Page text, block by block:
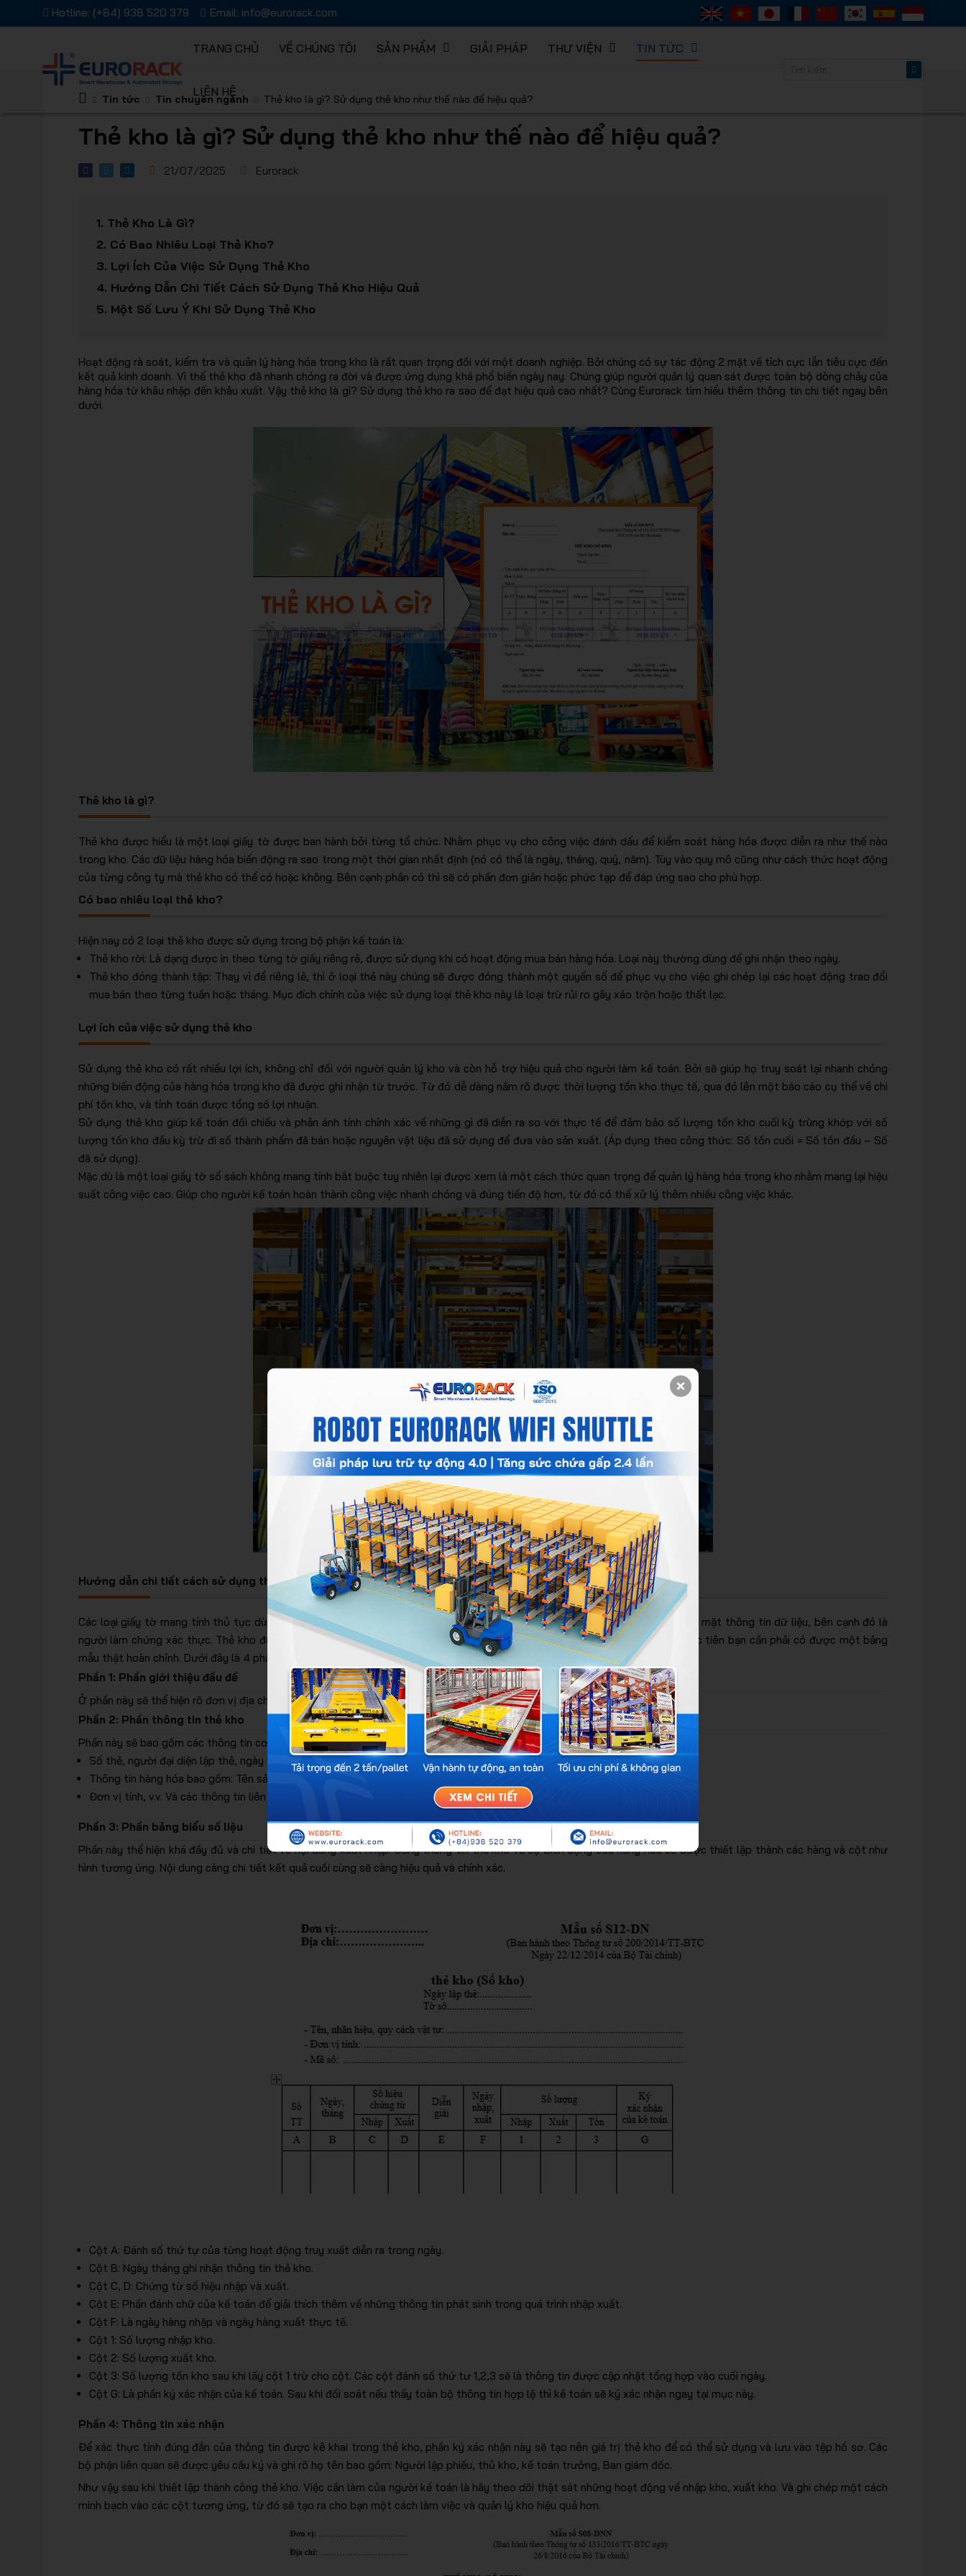
Hotline: (+84) 938 520 379 Email: info@eurorack.com
TRANG CHỦ VỀ CHÚNG TÔI SẢN PHẨM GIẢI PHÁP THƯ VIỆN TIN TỨC
LIÊN HỆ
Kệ chứa hàng EURORACK -
Giải pháp lưu trữ thông minh
Tin tức Tin chuyên ngành Thẻ kho là gì? Sử dụng thẻ kho như thế nào để hiệu quả?
Thẻ kho là gì? Sử dụng thẻ kho như thế nào để hiệu quả?
21/07/2025 Eurorack
1. Thẻ Kho Là Gì?
2. Có Bao Nhiêu Loại Thẻ Kho?
3. Lợi Ích Của Việc Sử Dụng Thẻ Kho
4. Hướng Dẫn Chi Tiết Cách Sử Dụng Thẻ Kho Hiệu Quả
5. Một Số Lưu Ý Khi Sử Dụng Thẻ Kho
Hoạt động rà soát, kiểm tra và quản lý hàng hóa trong kho là rất quan trọng đối với một doanh nghiệp. Bởi chúng có sự tác động 2 mặt về tích cực lẫn tiêu cực đến
kết quả kinh doanh. Vì thế thẻ kho đã nhanh chóng ra đời và được ứng dụng khá phổ biến ngày nay. Chúng giúp người quản lý quan sát được toàn bộ dòng chảy của
hàng hóa từ khâu nhập đến khâu xuất. Vậy thẻ kho là gì? Sử dụng thẻ kho ra sao để đạt hiệu quả cao nhất? Cùng Eurorack tìm hiểu thêm thông tin chi tiết ngay bên
dưới.
Thẻ kho là gì?
Thẻ kho được hiểu là một loại giấy tờ được ban hành bởi từng tổ chức. Nhằm phục vụ cho công việc đánh dấu để kiểm soát hàng hóa được diễn ra như thế nào
trong kho. Các dữ liệu hàng hóa biến động ra sao trong một thời gian nhất định (nó có thể là ngày, tháng, quý, năm). Tùy vào quy mô cũng như cách thức hoạt động
của từng công ty mà thẻ kho có thể có hoặc không. Bên cạnh phần có thì sẽ có phần đơn giản hoặc phức tạp để đáp ứng sao cho phù hợp.
Có bao nhiêu loại thẻ kho?
Hiện nay có 2 loại thẻ kho được sử dụng trong bộ phận kế toán là:
Thẻ kho rời: Là dạng được in theo từng tờ giấy riêng rẻ, được sử dụng khi có hoạt động mua bán hàng hóa. Loại này thường dùng để ghi nhận theo ngày.
Thẻ kho đóng thành tập: Thay vì để riêng lẻ, thì ở loại thẻ này chúng sẽ được đóng thành một quyển sổ để phục vụ cho việc ghi chép lại các hoạt động trao đổi
mua bán theo từng tuần hoặc tháng. Mục đích chính của việc sử dụng loại thẻ kho này là loại trừ rủi ro gây xáo trộn hoặc thất lạc.
Lợi ích của việc sử dụng thẻ kho
Sử dụng thẻ kho có rất nhiều lợi ích, không chỉ đối với người quản lý kho và còn hỗ trợ hiệu quả cho người làm kế toán. Bởi sẽ giúp họ truy soát lại nhanh chóng
những biến động của hàng hóa trong kho đã được ghi nhận từ trước. Từ đó dễ dàng nắm rõ được thời lượng tồn kho thực tế, qua đó lên một báo cáo cụ thể về chi
phí tồn kho, và tính toán được tổng số lợi nhuận.
Sử dụng thẻ kho giúp kế toán đối chiếu và phản ánh tính chính xác về những gì đã diễn ra so với thực tế để đảm bảo số lượng tồn kho cuối kỳ trùng khớp với số
lượng tồn kho đầu kỳ trừ đi số thành phẩm đã bán hoặc nguyên vật liệu đã sử dụng để đưa vào sản xuất. (Áp dụng theo công thức: Số tồn cuối = Số tồn đầu – Số
đã sử dụng).
Mặc dù là một loại giấy tờ sổ sách không mang tính bắt buộc tuy nhiên lại được xem là một cách thức quan trọng để quản lý hàng hóa trong kho nhằm mang lại hiệu
suất công việc cao. Giúp cho người kế toán hoàn thành công việc nhanh chóng và đúng tiến độ hơn, từ đó có thể xử lý thêm nhiều công việc khác.
Hướng dẫn chi tiết cách sử dụng thẻ kho hiệu quả
Các loại giấy tờ mang tính thủ tục dùng để xác minh một sự vật, sự việc nào đó, bao giờ cũng đòi hỏi phải có sự đầy đủ về mặt thông tin dữ liệu, bên cạnh đó là
người làm chứng xác thực. Thẻ kho được sử dụng trong kho cũng không phải ngoại lệ. Để biết cách sử dụng hiệu quả, trước tiên bạn cần phải có được một bảng
mẫu thật hoàn chỉnh. Dưới đây là 4 phần nội dung cần có trong một thẻ kho.
Phần 1: Phần giới thiệu đầu đề
Ở phần này sẽ thể hiện rõ đơn vị địa chỉ của bạn, bên cạnh đó là một vài thông số cơ bản về thông tư ban hành.
Phần 2: Phần thông tin thẻ kho
Phần này sẽ bao gồm các thông tin cơ bản như:
Số thẻ, người đại diện lập thẻ, ngày lập thẻ.
Thông tin hàng hóa bao gồm: Tên sản phẩm, mã sản phẩm (nếu có), thương hiệu.
Đơn vị tính, v.v. Và các thông tin liên quan đến sản phẩm (tùy form tiêu chuẩn của từng công ty).
Phần 3: Phần bảng biểu số liệu
Phần này thể hiện khá đầy đủ và chi tiết về nội dung xuất nhập. Bảng thông tin thẻ kho về sự biến động của hàng hóa sẽ được thiết lập thành các hàng và cột như
hình tương ứng. Nội dung càng chi tiết kết quả cuối cùng sẽ càng hiệu quả và chính xác.
Cột A: Đánh số thứ tự của từng hoạt động truy xuất diễn ra trong ngày.
Cột B: Ngày tháng ghi nhận thông tin thẻ kho.
Cột C, D: Chứng từ số hiệu nhập và xuất.
Cột E: Phần đánh chữ của kế toán để giải thích thêm về những thông tin phát sinh trong quá trình nhập xuất.
Cột F: Là ngày hàng nhập và ngày hàng xuất thực tế.
Cột 1: Số lượng nhập kho.
Cột 2: Số lượng xuất kho.
Cột 3: Số lượng tồn kho sau khi lấy cột 1 trừ cho cột. Các cột đánh số thứ tư 1,2,3 sẽ là thông tin được cập nhật tổng hợp vào cuối ngày.
Cột G: Là phần ký xác nhận của kế toán. Sau khi đối soát nếu thấy toàn bộ thông tin hợp lệ thì kế toán sẽ ký xác nhận ngay tại mục này.
Phần 4: Thông tin xác nhận
Để xác thực tính đúng đắn của thông tin được kê khai trong thẻ kho, phần ký xác nhận này sẽ tạo nên giá trị thẻ kho để có thể sử dụng và lưu vào tệp hồ sơ. Các
bộ phận liên quan sẽ được yêu cầu ký và ghi rõ họ tên bao gồm: Người lập phiếu, thủ kho, kế toán trưởng, Ban giám đốc.
Như vậy sau khi thiết lập thành công thẻ kho. Việc cần làm của người kế toán là hãy theo dõi thật sát những hoạt động về nhập kho, xuất kho. Và ghi chép một cách
minh bạch vào các cột tương ứng, từ đó sẽ tạo ra cho bạn một cách làm việc và quản lý kho hiệu quả hơn.